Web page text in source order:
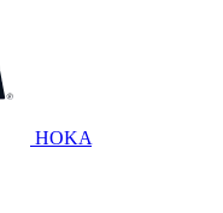
HOKA